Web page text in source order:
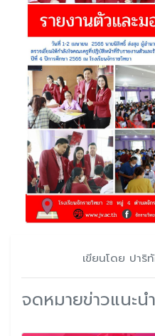
เขียนโดย ปา
จดหมายข่าวแนะนำ